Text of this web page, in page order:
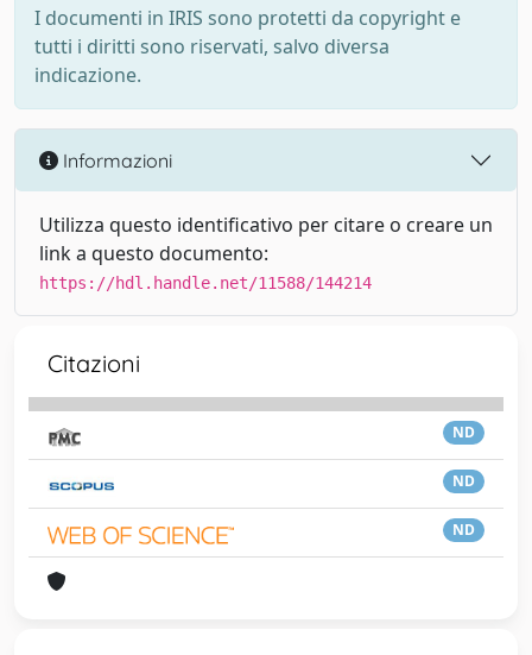
I documenti in IRIS sono protetti da copyright e
tutti i diritti sono riservati, salvo diversa
indicazione.
Informazioni
Utilizza questo identificativo per citare o creare un
link a questo documento:
https://hdl.handle.net/11588/144214
Citazioni
ND
ND
ND